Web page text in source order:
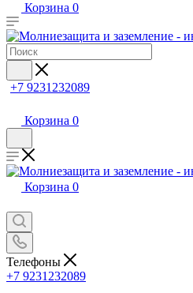
Корзина 0
+7 9231232089
Корзина 0
Корзина 0
Телефоны
+7 9231232089